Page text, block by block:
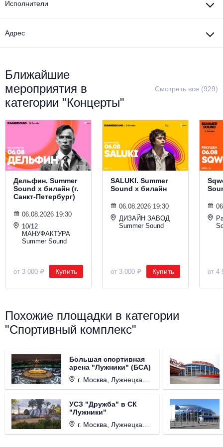
Металл
Исполнители
Адрес
Ближайшие
мероприятия в
категории "Концерты"
Смотреть все (929)
Дельфин. Summer
Sound х билайн (г.
Санкт-Петербург)
06.08.2026 19:30
10/12
МАНУФАКТУРА
Summer Sound
от 3 000 ₽ Купить
SALUKI. Summer
Sound х билайн
06.08.2026 19:30
ДИЗАЙН ЗАВОД
Summer Sound
от 3 000 ₽ Купить от 4
Похожие площадки в категории
"Спортивный комплекс"
Большая спортивная
арена "Лужники" (БСА)
г. Москва, Лужнецкая набережная, д. 24
УСЗ "Дружба" в СК
"Лужники"
г. Москва, Лужнецкая набережная, д. 24, стр. 5